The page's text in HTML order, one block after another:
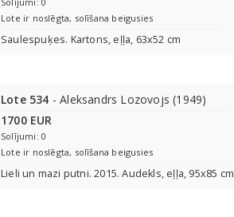
Lote ir noslēgta, solīšana beigusies
Saulespuķes. Kartons, eļļa, 63x52 cm
Lote 534 - Aleksandrs Lozovojs (1949)
1700 EUR
Solījumi: 0
Lote ir noslēgta, solīšana beigusies
Lieli un mazi putni. 2015. Audekls, eļļa, 95x85 cm